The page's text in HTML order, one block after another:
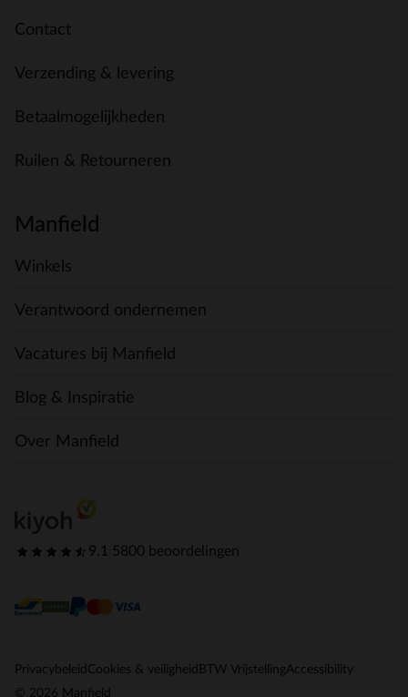
Contact
Verzending & levering
Betaalmogelijkheden
Ruilen & Retourneren
Manfield
Winkels
Verantwoord ondernemen
Vacatures bij Manfield
Blog & Inspiratie
Over Manfield
9.1 5800 beoordelingen
Privacybeleid Cookies & veiligheid BTW VrijstellingAccessibility
© 2026 Manfield